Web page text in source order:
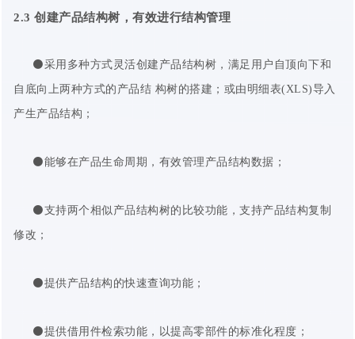
2.3 创建产品结构树，有效进行结构管理
⚫采用多种方式灵活创建产品结构树，满足用户自顶向下和
自底向上两种方式的产品结 构树的搭建；或由明细表(XLS)导入
产生产品结构；
⚫能够在产品生命周期，有效管理产品结构数据；
⚫支持两个相似产品结构树的比较功能，支持产品结构复制
修改；
⚫提供产品结构的快速查询功能；
⚫提供借用件检索功能，以提高零部件的标准化程度；